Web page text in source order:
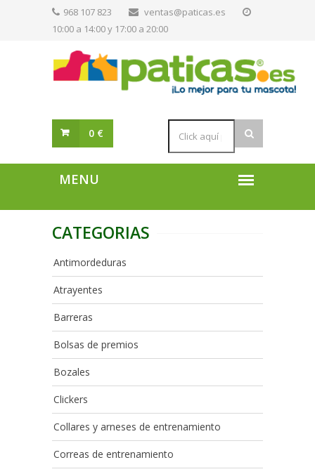
968 107 823
ventas@paticas.es
10:00 a 14:00 y 17:00 a 20:00
0 €
CATEGORIAS
Antimordeduras
Atrayentes
Barreras
Bolsas de premios
Bozales
Clickers
Collares y arneses de entrenamiento
Correas de entrenamiento